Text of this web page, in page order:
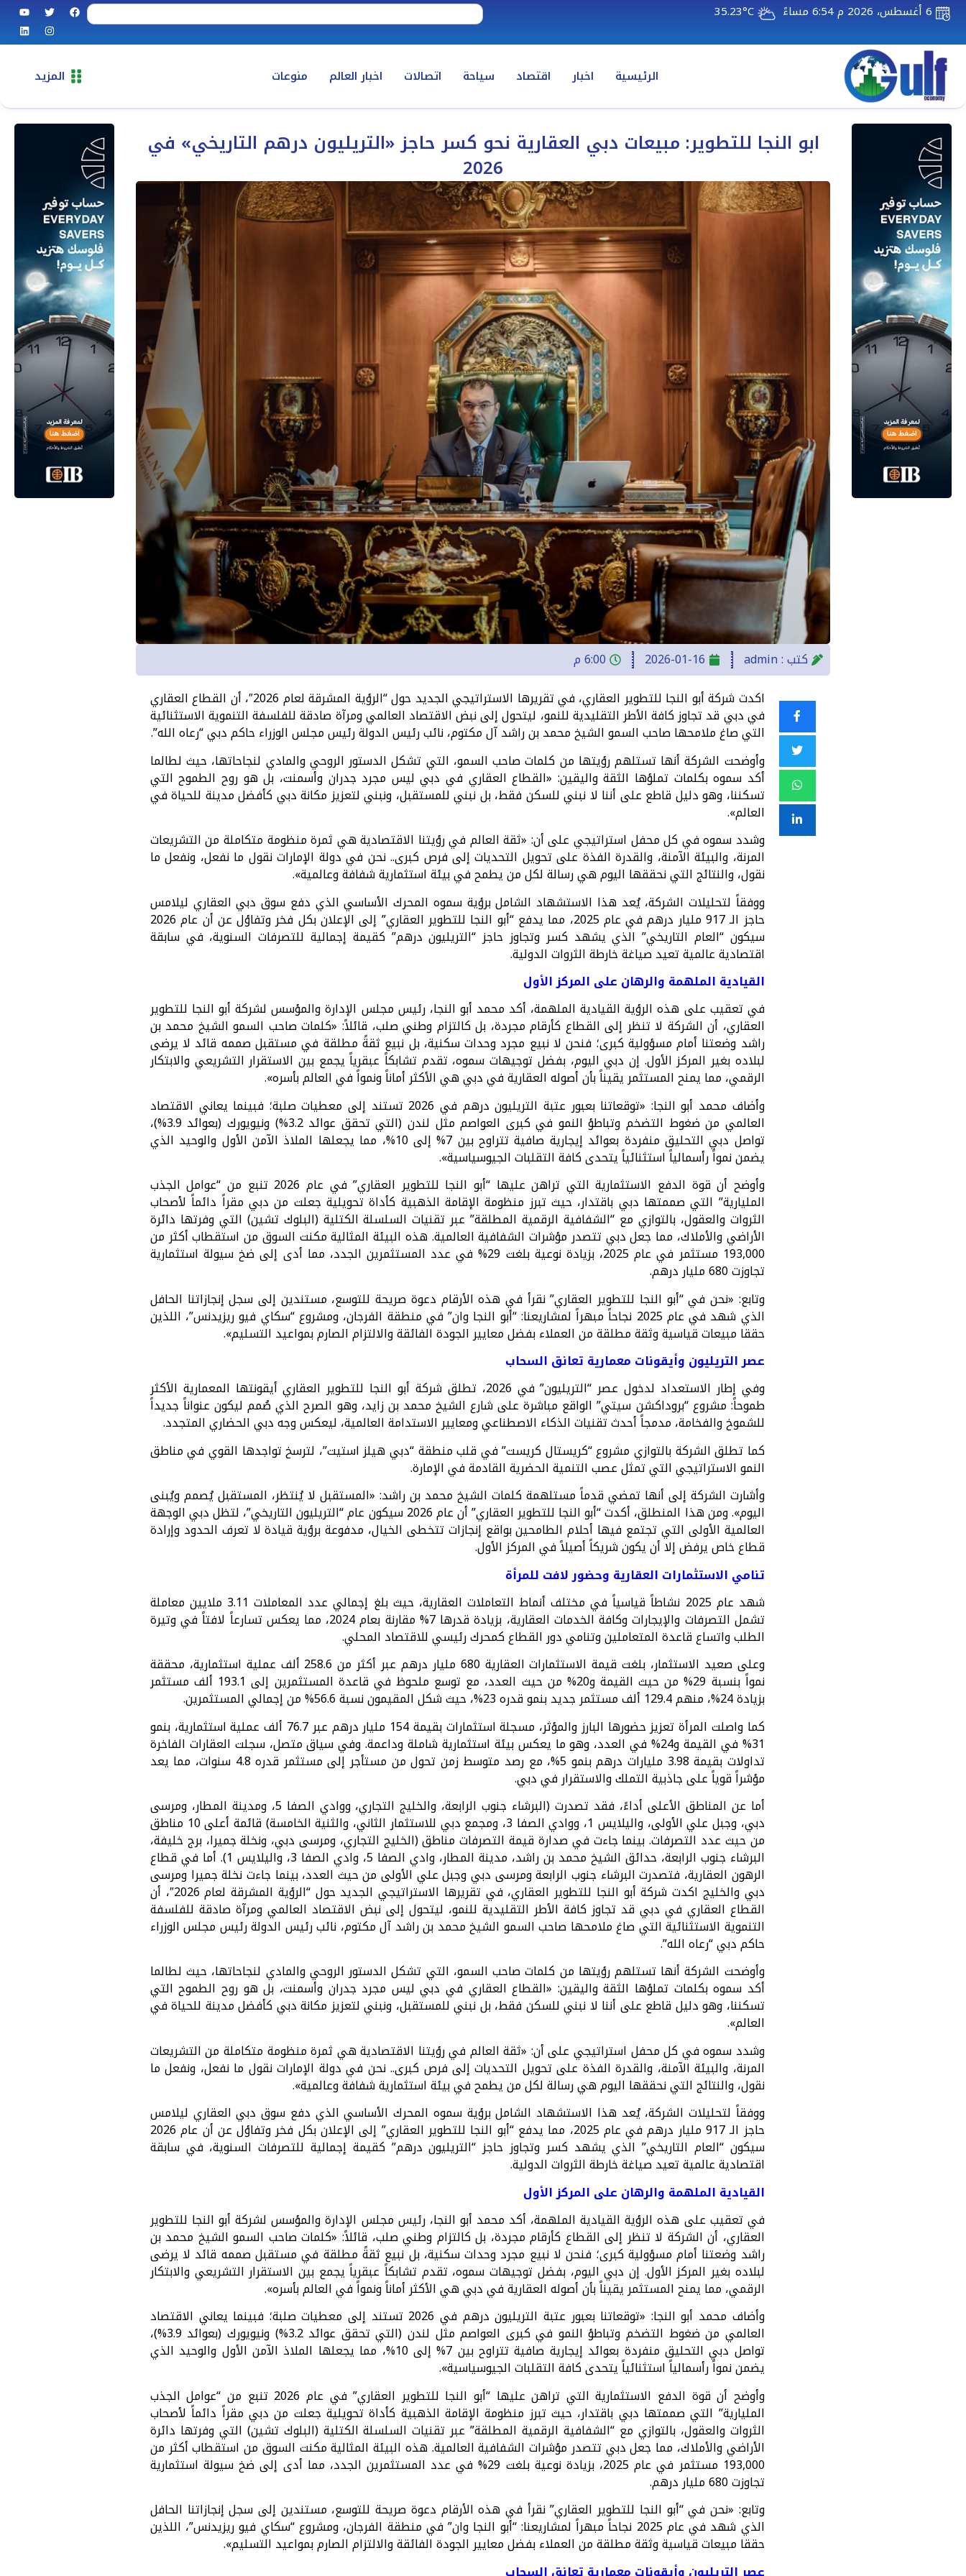
6 أغسطس، 2026 م 6:54 مساءً 35.23°C
الرئيسية اخبار اقتصاد سياحة اتصالات اخبار العالم منوعات المزيد
ابو النجا للتطوير: مبيعات دبي العقارية نحو كسر حاجز «التريليون درهم التاريخي» في
2026
كتب :admin
2026-01-16
6:00 م
اكدت شركة أبو النجا للتطوير العقاري، في تقريرها الاستراتيجي الجديد حول “الرؤية المشرقة لعام 2026″، أن القطاع العقاري
في دبي قد تجاوز كافة الأطر التقليدية للنمو، ليتحول إلى نبض الاقتصاد العالمي ومرآة صادقة للفلسفة التنموية الاستثنائية
التي صاغ ملامحها صاحب السمو الشيخ محمد بن راشد آل مكتوم، نائب رئيس الدولة رئيس مجلس الوزراء حاكم دبي “رعاه الله”.
وأوضحت الشركة أنها تستلهم رؤيتها من كلمات صاحب السمو، التي تشكل الدستور الروحي والمادي لنجاحاتها، حيث لطالما
أكد سموه بكلمات تملؤها الثقة واليقين: «القطاع العقاري في دبي ليس مجرد جدران وأسمنت، بل هو روح الطموح التي
تسكننا، وهو دليل قاطع على أننا لا نبني للسكن فقط، بل نبني للمستقبل، ونبني لتعزيز مكانة دبي كأفضل مدينة للحياة في
العالم».
وشدد سموه في كل محفل استراتيجي على أن: «ثقة العالم في رؤيتنا الاقتصادية هي ثمرة منظومة متكاملة من التشريعات
المرنة، والبيئة الآمنة، والقدرة الفذة على تحويل التحديات إلى فرص كبرى.. نحن في دولة الإمارات نقول ما نفعل، ونفعل ما
نقول، والنتائج التي نحققها اليوم هي رسالة لكل من يطمح في بيئة استثمارية شفافة وعالمية».
ووفقاً لتحليلات الشركة، يُعد هذا الاستشهاد الشامل برؤية سموه المحرك الأساسي الذي دفع سوق دبي العقاري ليلامس
حاجز الـ 917 مليار درهم في عام 2025، مما يدفع “أبو النجا للتطوير العقاري” إلى الإعلان بكل فخر وتفاؤل عن أن عام 2026
سيكون “العام التاريخي” الذي يشهد كسر وتجاوز حاجز “التريليون درهم” كقيمة إجمالية للتصرفات السنوية، في سابقة
اقتصادية عالمية تعيد صياغة خارطة الثروات الدولية.
القيادية الملهمة والرهان على المركز الأول
في تعقيب على هذه الرؤية القيادية الملهمة، أكد محمد أبو النجا، رئيس مجلس الإدارة والمؤسس لشركة أبو النجا للتطوير
العقاري، أن الشركة لا تنظر إلى القطاع كأرقام مجردة، بل كالتزام وطني صلب، قائلاً: «كلمات صاحب السمو الشيخ محمد بن
راشد وضعتنا أمام مسؤولية كبرى؛ فنحن لا نبيع مجرد وحدات سكنية، بل نبيع ثقةً مطلقة في مستقبل صممه قائد لا يرضى
لبلاده بغير المركز الأول. إن دبي اليوم، بفضل توجيهات سموه، تقدم تشابكاً عبقرياً يجمع بين الاستقرار التشريعي والابتكار
الرقمي، مما يمنح المستثمر يقيناً بأن أصوله العقارية في دبي هي الأكثر أماناً ونمواً في العالم بأسره».
وأضاف محمد أبو النجا: «توقعاتنا بعبور عتبة التريليون درهم في 2026 تستند إلى معطيات صلبة؛ فبينما يعاني الاقتصاد
العالمي من ضغوط التضخم وتباطؤ النمو في كبرى العواصم مثل لندن (التي تحقق عوائد 3.2%) ونيويورك (بعوائد 3.9%)،
تواصل دبي التحليق منفردة بعوائد إيجارية صافية تتراوح بين 7% إلى 10%، مما يجعلها الملاذ الآمن الأول والوحيد الذي
يضمن نمواً رأسمالياً استثنائياً يتحدى كافة التقلبات الجيوسياسية».
وأوضح أن قوة الدفع الاستثمارية التي تراهن عليها “أبو النجا للتطوير العقاري” في عام 2026 تنبع من “عوامل الجذب
المليارية” التي صممتها دبي باقتدار، حيث تبرز منظومة الإقامة الذهبية كأداة تحويلية جعلت من دبي مقراً دائماً لأصحاب
الثروات والعقول، بالتوازي مع “الشفافية الرقمية المطلقة” عبر تقنيات السلسلة الكتلية (البلوك تشين) التي وفرتها دائرة
الأراضي والأملاك، مما جعل دبي تتصدر مؤشرات الشفافية العالمية. هذه البيئة المثالية مكنت السوق من استقطاب أكثر من
193,000 مستثمر في عام 2025، بزيادة نوعية بلغت 29% في عدد المستثمرين الجدد، مما أدى إلى ضخ سيولة استثمارية
تجاوزت 680 مليار درهم.
وتابع: «نحن في “أبو النجا للتطوير العقاري” نقرأ في هذه الأرقام دعوة صريحة للتوسع، مستندين إلى سجل إنجازاتنا الحافل
الذي شهد في عام 2025 نجاحاً مبهراً لمشاريعنا: “أبو النجا وان” في منطقة الفرجان، ومشروع “سكاي فيو ريزيدنس”، اللذين
حققا مبيعات قياسية وثقة مطلقة من العملاء بفضل معايير الجودة الفائقة والالتزام الصارم بمواعيد التسليم».
عصر التريليون وأيقونات معمارية تعانق السحاب
وفي إطار الاستعداد لدخول عصر “التريليون” في 2026، تطلق شركة أبو النجا للتطوير العقاري أيقونتها المعمارية الأكثر
طموحاً: مشروع “بروداكشن سيتي” الواقع مباشرة على شارع الشيخ محمد بن زايد، وهو الصرح الذي صُمم ليكون عنواناً جديداً
للشموخ والفخامة، مدمجاً أحدث تقنيات الذكاء الاصطناعي ومعايير الاستدامة العالمية، ليعكس وجه دبي الحضاري المتجدد.
كما تطلق الشركة بالتوازي مشروع “كريستال كريست” في قلب منطقة “دبي هيلز استيت”، لترسخ تواجدها القوي في مناطق
النمو الاستراتيجي التي تمثل عصب التنمية الحضرية القادمة في الإمارة.
وأشارت الشركة إلى أنها تمضي قدماً مستلهمة كلمات الشيخ محمد بن راشد: «المستقبل لا يُنتظر، المستقبل يُصمم ويُبنى
اليوم». ومن هذا المنطلق، أكدت “أبو النجا للتطوير العقاري” أن عام 2026 سيكون عام “التريليون التاريخي”، لتظل دبي الوجهة
العالمية الأولى التي تجتمع فيها أحلام الطامحين بواقع إنجازات تتخطى الخيال، مدفوعة برؤية قيادة لا تعرف الحدود وإرادة
قطاع خاص يرفض إلا أن يكون شريكاً أصيلاً في المركز الأول.
تنامي الاستثمارات العقارية وحضور لافت للمرأة
شهد عام 2025 نشاطاً قياسياً في مختلف أنماط التعاملات العقارية، حيث بلغ إجمالي عدد المعاملات 3.11 ملايين معاملة
تشمل التصرفات والإيجارات وكافة الخدمات العقارية، بزيادة قدرها 7% مقارنة بعام 2024، مما يعكس تسارعاً لافتاً في وتيرة
الطلب واتساع قاعدة المتعاملين وتنامي دور القطاع كمحرك رئيسي للاقتصاد المحلي.
وعلى صعيد الاستثمار، بلغت قيمة الاستثمارات العقارية 680 مليار درهم عبر أكثر من 258.6 ألف عملية استثمارية، محققة
نمواً بنسبة 29% من حيث القيمة و20% من حيث العدد، مع توسع ملحوظ في قاعدة المستثمرين إلى 193.1 ألف مستثمر
بزيادة 24%، منهم 129.4 ألف مستثمر جديد بنمو قدره 23%، حيث شكل المقيمون نسبة 56.6% من إجمالي المستثمرين.
كما واصلت المرأة تعزيز حضورها البارز والمؤثر، مسجلة استثمارات بقيمة 154 مليار درهم عبر 76.7 ألف عملية استثمارية، بنمو
31% في القيمة و24% في العدد، وهو ما يعكس بيئة استثمارية شاملة وداعمة. وفي سياق متصل، سجلت العقارات الفاخرة
تداولات بقيمة 3.98 مليارات درهم بنمو 5%، مع رصد متوسط زمن تحول من مستأجر إلى مستثمر قدره 4.8 سنوات، مما يعد
مؤشراً قوياً على جاذبية التملك والاستقرار في دبي.
أما عن المناطق الأعلى أداءً، فقد تصدرت (البرشاء جنوب الرابعة، والخليج التجاري، ووادي الصفا 5، ومدينة المطار، ومرسى
دبي، وجبل علي الأولى، واليلايس 1، ووادي الصفا 3، ومجمع دبي للاستثمار الثاني، والثنية الخامسة) قائمة أعلى 10 مناطق
من حيث عدد التصرفات. بينما جاءت في صدارة قيمة التصرفات مناطق (الخليج التجاري، ومرسى دبي، ونخلة جميرا، برج خليفة،
البرشاء جنوب الرابعة، حدائق الشيخ محمد بن راشد، مدينة المطار، وادي الصفا 5، وادي الصفا 3، واليلايس 1). أما في قطاع
الرهون العقارية، فتصدرت البرشاء جنوب الرابعة ومرسى دبي وجبل علي الأولى من حيث العدد، بينما جاءت نخلة جميرا ومرسى
دبي والخليج اكدت شركة أبو النجا للتطوير العقاري، في تقريرها الاستراتيجي الجديد حول “الرؤية المشرقة لعام 2026″، أن
القطاع العقاري في دبي قد تجاوز كافة الأطر التقليدية للنمو، ليتحول إلى نبض الاقتصاد العالمي ومرآة صادقة للفلسفة
التنموية الاستثنائية التي صاغ ملامحها صاحب السمو الشيخ محمد بن راشد آل مكتوم، نائب رئيس الدولة رئيس مجلس الوزراء
حاكم دبي “رعاه الله”.
وأوضحت الشركة أنها تستلهم رؤيتها من كلمات صاحب السمو، التي تشكل الدستور الروحي والمادي لنجاحاتها، حيث لطالما
أكد سموه بكلمات تملؤها الثقة واليقين: «القطاع العقاري في دبي ليس مجرد جدران وأسمنت، بل هو روح الطموح التي
تسكننا، وهو دليل قاطع على أننا لا نبني للسكن فقط، بل نبني للمستقبل، ونبني لتعزيز مكانة دبي كأفضل مدينة للحياة في
العالم».
وشدد سموه في كل محفل استراتيجي على أن: «ثقة العالم في رؤيتنا الاقتصادية هي ثمرة منظومة متكاملة من التشريعات
المرنة، والبيئة الآمنة، والقدرة الفذة على تحويل التحديات إلى فرص كبرى.. نحن في دولة الإمارات نقول ما نفعل، ونفعل ما
نقول، والنتائج التي نحققها اليوم هي رسالة لكل من يطمح في بيئة استثمارية شفافة وعالمية».
ووفقاً لتحليلات الشركة، يُعد هذا الاستشهاد الشامل برؤية سموه المحرك الأساسي الذي دفع سوق دبي العقاري ليلامس
حاجز الـ 917 مليار درهم في عام 2025، مما يدفع “أبو النجا للتطوير العقاري” إلى الإعلان بكل فخر وتفاؤل عن أن عام 2026
سيكون “العام التاريخي” الذي يشهد كسر وتجاوز حاجز “التريليون درهم” كقيمة إجمالية للتصرفات السنوية، في سابقة
اقتصادية عالمية تعيد صياغة خارطة الثروات الدولية.
القيادية الملهمة والرهان على المركز الأول
في تعقيب على هذه الرؤية القيادية الملهمة، أكد محمد أبو النجا، رئيس مجلس الإدارة والمؤسس لشركة أبو النجا للتطوير
العقاري، أن الشركة لا تنظر إلى القطاع كأرقام مجردة، بل كالتزام وطني صلب، قائلاً: «كلمات صاحب السمو الشيخ محمد بن
راشد وضعتنا أمام مسؤولية كبرى؛ فنحن لا نبيع مجرد وحدات سكنية، بل نبيع ثقةً مطلقة في مستقبل صممه قائد لا يرضى
لبلاده بغير المركز الأول. إن دبي اليوم، بفضل توجيهات سموه، تقدم تشابكاً عبقرياً يجمع بين الاستقرار التشريعي والابتكار
الرقمي، مما يمنح المستثمر يقيناً بأن أصوله العقارية في دبي هي الأكثر أماناً ونمواً في العالم بأسره».
وأضاف محمد أبو النجا: «توقعاتنا بعبور عتبة التريليون درهم في 2026 تستند إلى معطيات صلبة؛ فبينما يعاني الاقتصاد
العالمي من ضغوط التضخم وتباطؤ النمو في كبرى العواصم مثل لندن (التي تحقق عوائد 3.2%) ونيويورك (بعوائد 3.9%)،
تواصل دبي التحليق منفردة بعوائد إيجارية صافية تتراوح بين 7% إلى 10%، مما يجعلها الملاذ الآمن الأول والوحيد الذي
يضمن نمواً رأسمالياً استثنائياً يتحدى كافة التقلبات الجيوسياسية».
وأوضح أن قوة الدفع الاستثمارية التي تراهن عليها “أبو النجا للتطوير العقاري” في عام 2026 تنبع من “عوامل الجذب
المليارية” التي صممتها دبي باقتدار، حيث تبرز منظومة الإقامة الذهبية كأداة تحويلية جعلت من دبي مقراً دائماً لأصحاب
الثروات والعقول، بالتوازي مع “الشفافية الرقمية المطلقة” عبر تقنيات السلسلة الكتلية (البلوك تشين) التي وفرتها دائرة
الأراضي والأملاك، مما جعل دبي تتصدر مؤشرات الشفافية العالمية. هذه البيئة المثالية مكنت السوق من استقطاب أكثر من
193,000 مستثمر في عام 2025، بزيادة نوعية بلغت 29% في عدد المستثمرين الجدد، مما أدى إلى ضخ سيولة استثمارية
تجاوزت 680 مليار درهم.
وتابع: «نحن في “أبو النجا للتطوير العقاري” نقرأ في هذه الأرقام دعوة صريحة للتوسع، مستندين إلى سجل إنجازاتنا الحافل
الذي شهد في عام 2025 نجاحاً مبهراً لمشاريعنا: “أبو النجا وان” في منطقة الفرجان، ومشروع “سكاي فيو ريزيدنس”، اللذين
حققا مبيعات قياسية وثقة مطلقة من العملاء بفضل معايير الجودة الفائقة والالتزام الصارم بمواعيد التسليم».